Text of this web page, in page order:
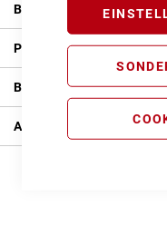
Beschreibung
Produkt Details
Bewertungen
Angaben zur